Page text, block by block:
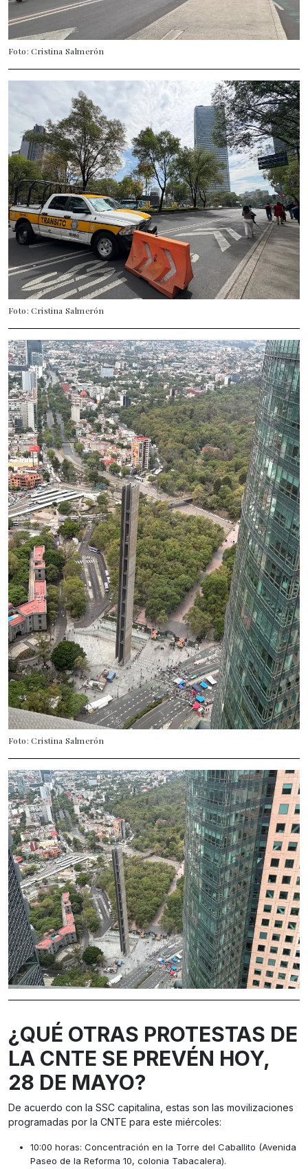
Foto: Cristina Salmerón
Foto: Cristina Salmerón
Foto: Cristina Salmerón
¿QUÉ OTRAS PROTESTAS DE
LA CNTE SE PREVÉN HOY,
28 DE MAYO?
De acuerdo con la SSC capitalina, estas son las movilizaciones
programadas por la CNTE para este miércoles:
10:00 horas: Concentración en la Torre del Caballito (Avenida
Paseo de la Reforma 10, colonia Tabacalera).